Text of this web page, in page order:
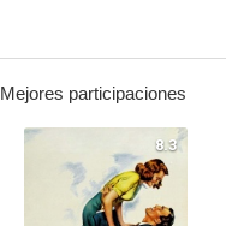
Mejores participaciones
8.3